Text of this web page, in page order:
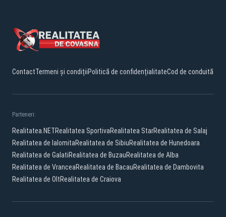
ContactTermeni și condițiiPolitică de confidențialitateCod de conduită
Parteneri:
Realitatea.NETRealitatea SportivaRealitatea StarRealitatea de Salaj
Realitatea de IalomitaRealitatea de SibiuRealitatea de Hunedoara
Realitatea de GalatiRealitatea de BuzauRealitatea de Alba
Realitatea de VranceaRealitatea de BacauRealitatea de Dambovita
Realitatea de OltRealitatea de Craiova